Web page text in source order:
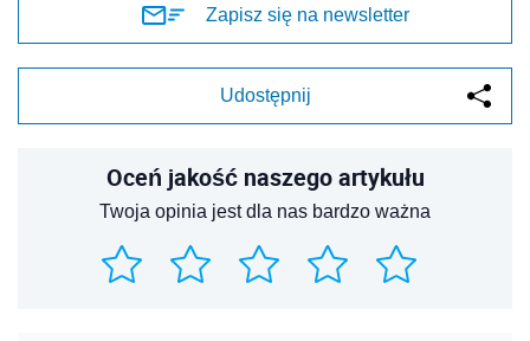
Zapisz się na newsletter
Udostępnij
Oceń jakość naszego artykułu
Twoja opinia jest dla nas bardzo ważna